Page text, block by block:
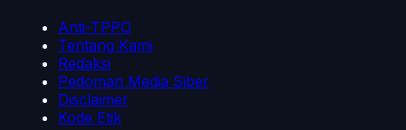
Anti-TPPO
Tentang Kami
Redaksi
Pedoman Media Siber
Disclaimer
Kode Etik